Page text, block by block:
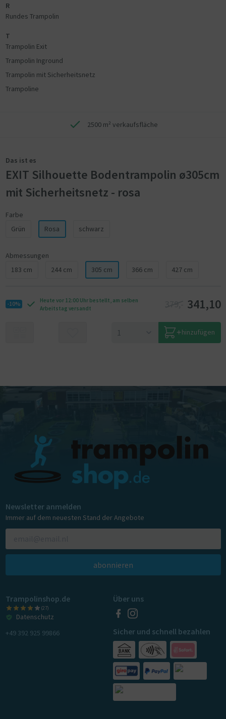
R
Rundes Trampolin
T
Trampolin Exit
Trampolin Inground
Trampolin mit Sicherheitsnetz
Trampoline
2500 m² verkaufsfläche
Das ist es
EXIT Silhouette Bodentrampolin ø305cm
mit Sicherheitsnetz - rosa
Farbe
Grün
Rosa schwarz
Abmessungen
183 cm
244 cm 305 cm 366 cm 427 cm
-10%
Heute vor 12:00 Uhr bestellt, am selben
Arbeitstag versandt
341,10
hinzufügen
Newsletter anmelden
Immer auf dem neuesten Stand der Angebote
abonnieren
Trampolinshop.de
(27)
Datenschutz
+49 392 925 99866
Über uns
Sicher und schnell bezahlen